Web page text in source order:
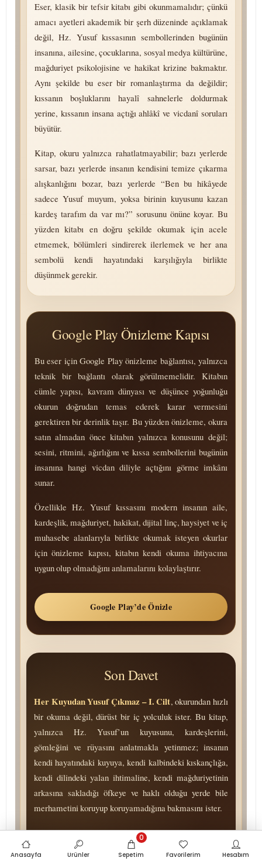
Eser, klasik bir tefsir kitabı gibi okunmamalıdır; çünkü
amacı ayetleri akademik bir şerh düzeninde açıklamak
değil, Hz. Yusuf kıssasının sembollerinden bugünün
insanına, ailesine, çocuklarına, sosyal medya kültürüne,
mağduriyet psikolojisine ve hakikat krizine bakmaktır.
Aynı şekilde bu eser bir romanlaştırma da değildir;
kıssanın boşluklarını hayalî sahnelerle doldurmak
yerine, kıssanın insana açtığı ahlâkî ve vicdanî soruları
büyütür.
Kitap, okuru yalnızca rahatlatmayabilir; bazı yerlerde
sarsar, bazı yerlerde insanın kendisini temize çıkarma
alışkanlığını bozar, bazı yerlerde “Ben bu hikâyede
sadece Yusuf muyum, yoksa birinin kuyusunu kazan
kardeş tarafım da var mı?” sorusunu önüne koyar. Bu
yüzden kitabı en doğru şekilde okumak için acele
etmemek, bölümleri sindirerek ilerlemek ve her ana
sembolü kendi hayatındaki karşılığıyla birlikte
düşünmek gerekir.
Google Play Önizleme Kapısı
Bu eser için Google Play önizleme bağlantısı, yalnızca
teknik bir bağlantı olarak görülmemelidir. Kitabın
cümle yapısı, kavram dünyası ve düşünce yoğunluğu
okurun doğrudan temas ederek karar vermesini
gerektiren bir derinlik taşır. Bu yüzden önizleme, okura
satın almadan önce kitabın yalnızca konusunu değil;
sesini, ritmini, ağırlığını ve kıssa sembollerini bugünün
insanına hangi vicdan diliyle açtığını görme imkânı
sunar.
Özellikle Hz. Yusuf kıssasını modern insanın aile,
kardeşlik, mağduriyet, hakikat, dijital linç, haysiyet ve iç
muhasebe alanlarıyla birlikte okumak isteyen okurlar
için önizleme kapısı, kitabın kendi okuma ihtiyacına
uygun olup olmadığını anlamalarını kolaylaştırır.
Google Play’de Önizle
Son Davet
Her Kuyudan Yusuf Çıkmaz – I. Cilt, okurundan hızlı
bir okuma değil, dürüst bir iç yolculuk ister. Bu kitap,
yalnızca Hz. Yusuf’un kuyusunu, kardeşlerini,
gömleğini ve rüyasını anlatmakla yetinmez; insanın
kendi hayatındaki kuyuya, kendi kalbindeki kıskançlığa,
kendi dilindeki yalan ihtimaline, kendi mağduriyetinin
arkasına sakladığı öfkeye ve haklı olduğu yerde bile
merhametini koruyup koruyamadığına bakmasını ister.
Bu eseri okurken okur, yalnızca “Bana kim haksızlık
etti?” sorusuyla kalmaz; “Ben bu haksızlığın ardından
Anasayfa Ürünler Sepetim
0
Favorilerim Hesabım